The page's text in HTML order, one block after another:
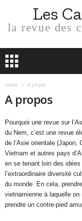
Les
la revue des
Home A propos
A propos
Pourquoi une revue sur
du Nem, c’est une revue
de l’Asie orientale (Japon,
Vietnam et autres pays
en se tenant loin des
l’extraordinaire diversité
du monde. En cela,
vietnamienne à laquelle
prendre un contre-pied